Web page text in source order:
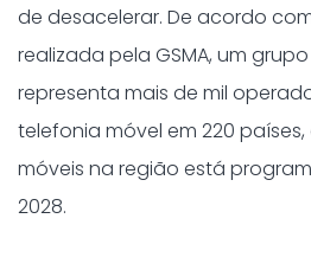
de desacelerar. De acordo
realizada pela GSMA, um
representa mais de mil
telefonia móvel em 220
móveis na região está
2028.